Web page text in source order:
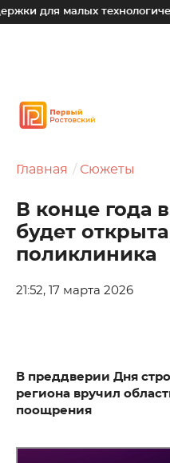
малых технологических
Главная Сюжеты
В конце года
будет
поликлиника
21:52, 17 марта 2026
В преддверии Дня
региона вручил
поощрения